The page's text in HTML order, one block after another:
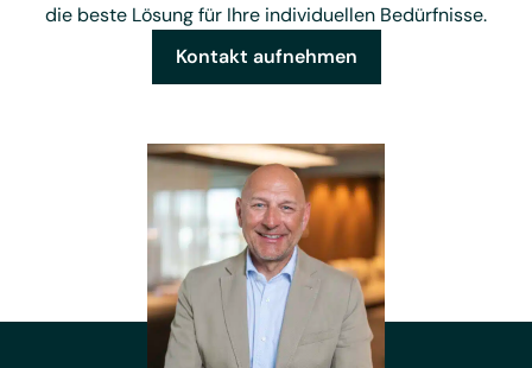
die beste Lösung für Ihre individuellen Bedürfnisse.
Kontakt aufnehmen